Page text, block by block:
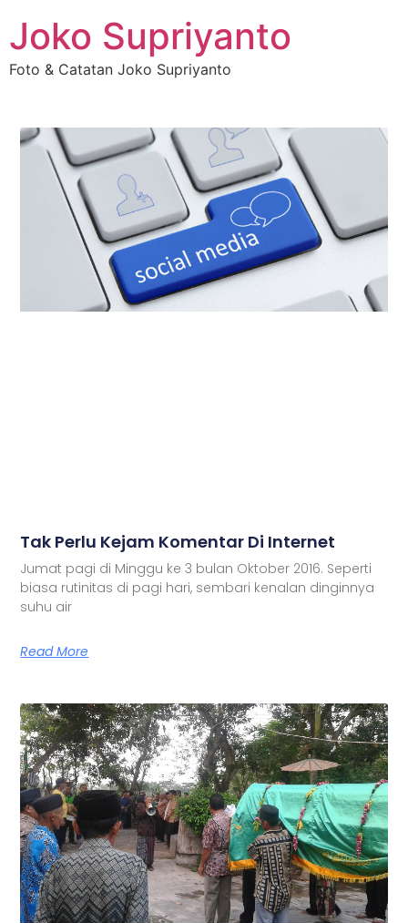
Joko Supriyanto
Foto & Catatan Joko Supriyanto
Tak Perlu Kejam Komentar Di Internet
Jumat pagi di Minggu ke 3 bulan Oktober 2016. Seperti
biasa rutinitas di pagi hari, sembari kenalan dinginnya
suhu air
Read More